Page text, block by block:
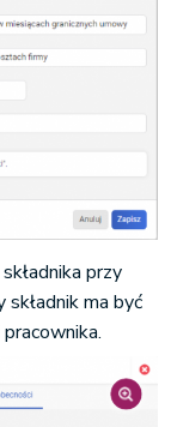
przy
składnik ma być